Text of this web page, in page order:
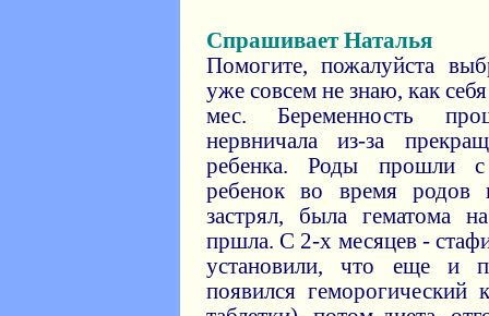
Спрашивает Наталья
Помогите, пожалуйста
уже совсем не знаю, как
мес. Беременность
нервничала из-за
ребенка. Роды прошли
ребенок во время родов
застрял, была гематома
пршла. С 2-х месяцев -
установили, что еще и
появился геморогический